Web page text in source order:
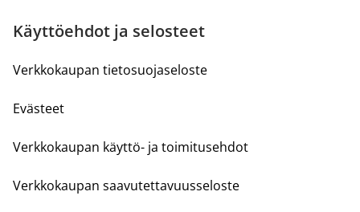
Käyttöehdot ja selosteet
Verkkokaupan tietosuojaseloste
Evästeet
Verkkokaupan käyttö- ja toimitusehdot
Verkkokaupan saavutettavuusseloste